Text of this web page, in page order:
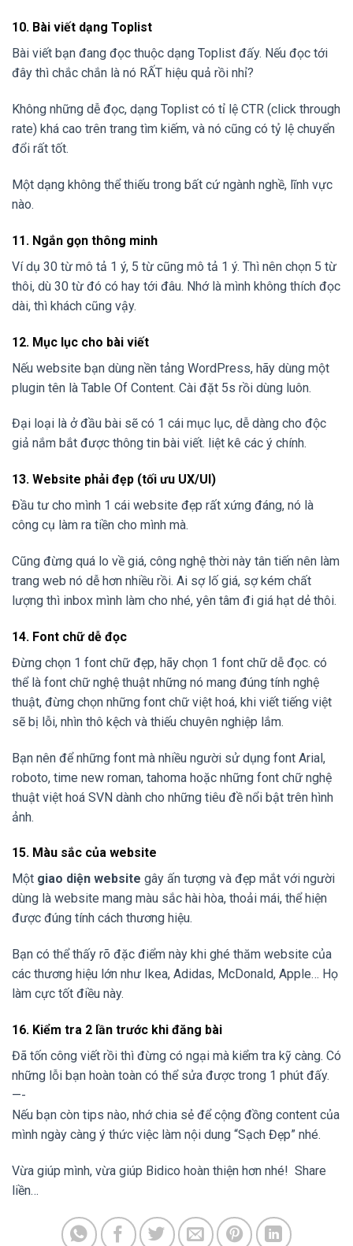
10. Bài viết dạng Toplist
Bài viết bạn đang đọc thuộc dạng Toplist đấy. Nếu đọc tới
đây thì chắc chắn là nó RẤT hiệu quả rồi nhỉ?
Không những dễ đọc, dạng Toplist có tỉ lệ CTR (click through
rate) khá cao trên trang tìm kiếm, và nó cũng có tỷ lệ chuyển
đổi rất tốt.
Một dạng không thể thiếu trong bất cứ ngành nghề, lĩnh vực
nào.
11. Ngắn gọn thông minh
Ví dụ 30 từ mô tả 1 ý, 5 từ cũng mô tả 1 ý. Thì nên chọn 5 từ
thôi, dù 30 từ đó có hay tới đâu. Nhớ là mình không thích đọc
dài, thì khách cũng vậy.
12. Mục lục cho bài viết
Nếu website bạn dùng nền tảng WordPress, hãy dùng một
plugin tên là Table Of Content. Cài đặt 5s rồi dùng luôn.
Đại loại là ở đầu bài sẽ có 1 cái mục lục, dễ dàng cho độc
giả nắm bắt được thông tin bài viết. liệt kê các ý chính.
13. Website phải đẹp (tối ưu UX/UI)
Đầu tư cho mình 1 cái website đẹp rất xứng đáng, nó là
công cụ làm ra tiền cho mình mà.
Cũng đừng quá lo về giá, công nghệ thời này tân tiến nên làm
trang web nó dễ hơn nhiều rồi. Ai sợ lố giá, sợ kém chất
lượng thì inbox mình làm cho nhé, yên tâm đi giá hạt dẻ thôi.
14. Font chữ dễ đọc
Đừng chọn 1 font chữ đẹp, hãy chọn 1 font chữ dễ đọc. có
thể là font chữ nghệ thuật những nó mang đúng tính nghệ
thuật, đừng chọn những font chữ việt hoá, khi viết tiếng việt
sẽ bị lỗi, nhìn thô kệch và thiếu chuyên nghiệp lắm.
Bạn nên để những font mà nhiều người sử dụng font Arial,
roboto, time new roman, tahoma hoặc những font chữ nghệ
thuật việt hoá SVN dành cho những tiêu đề nổi bật trên hình
ảnh.
15. Màu sắc của website
Một giao diện website gây ấn tượng và đẹp mắt với người
dùng là website mang màu sắc hài hòa, thoải mái, thể hiện
được đúng tính cách thương hiệu.
Bạn có thể thấy rõ đặc điểm này khi ghé thăm website của
các thương hiệu lớn như Ikea, Adidas, McDonald, Apple… Họ
làm cực tốt điều này.
16. Kiểm tra 2 lần trước khi đăng bài
Đã tốn công viết rồi thì đừng có ngại mà kiểm tra kỹ càng. Có
những lỗi bạn hoàn toàn có thể sửa được trong 1 phút đấy.
—-
Nếu bạn còn tips nào, nhớ chia sẻ để cộng đồng content của
mình ngày càng ý thức việc làm nội dung “Sạch Đẹp” nhé.
Vừa giúp mình, vừa giúp Bidico hoàn thiện hơn nhé! Share
liền…